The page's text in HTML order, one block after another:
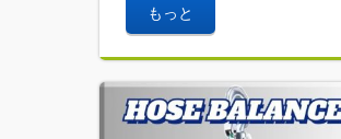
もっと